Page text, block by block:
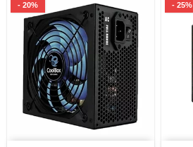
- 20% - 25%